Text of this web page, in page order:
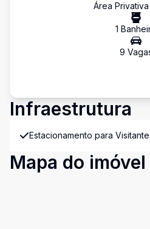
Área Privativa
1
9 Vaga
Infraestrutura
Estacionamento para
Mapa do imóvel